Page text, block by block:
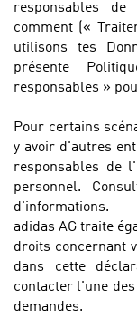
responsables
comment («
utilisons tes
présente
responsables »
Pour certains
y avoir d'autres
responsables de
personnel.
d'informations.
adidas AG traite
droits concernant
dans cette
contacter l'une
demandes.